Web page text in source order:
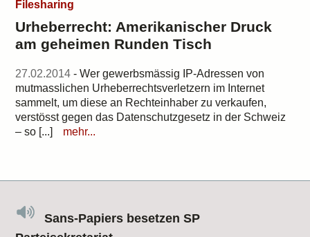
Filesharing
Urheberrecht: Amerikanischer Druck
am geheimen Runden Tisch
27.02.2014 - Wer gewerbsmässig IP-Adressen von
mutmasslichen Urheberrechtsverletzern im Internet
sammelt, um diese an Rechteinhaber zu verkaufen,
verstösst gegen das Datenschutzgesetz in der Schweiz
– so [...]
mehr...
Sans-Papiers besetzen SP